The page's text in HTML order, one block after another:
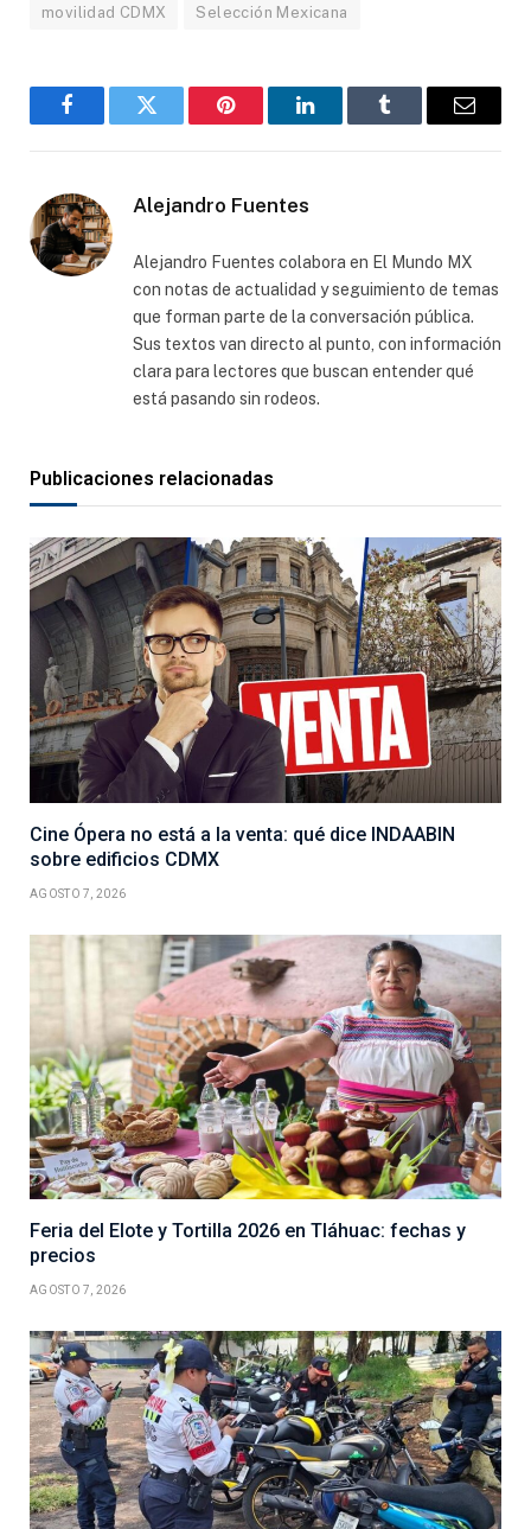
movilidad CDMX Selección Mexicana
FacebookGorjeo Pinterest LinkedInTumblr
Correo
Alejandro Fuentes
Alejandro Fuentes colabora en El Mundo MX
con notas de actualidad y seguimiento de temas
que forman parte de la conversación pública.
Sus textos van directo al punto, con información
clara para lectores que buscan entender qué
está pasando sin rodeos.
Publicaciones relacionadas
Cine Ópera no está a la venta: qué dice INDAABIN
sobre edificios CDMX
AGOSTO 7, 2026
Feria del Elote y Tortilla 2026 en Tláhuac: fechas y
precios
AGOSTO 7, 2026